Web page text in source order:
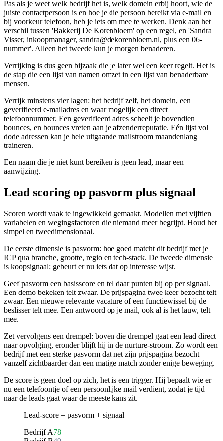
Pas als je weet welk bedrijf het is, welk domein erbij hoort, wie de
juiste contactpersoon is en hoe je die persoon bereikt via e-mail en
bij voorkeur telefoon, heb je iets om mee te werken. Denk aan het
verschil tussen 'Bakkerij De Korenbloem' op een regel, en 'Sandra
Visser, inkoopmanager, sandra@dekorenbloem.nl, plus een 06-
nummer'. Alleen het tweede kun je morgen benaderen.
Verrijking is dus geen bijzaak die je later wel een keer regelt. Het is
de stap die een lijst van namen omzet in een lijst van benaderbare
mensen.
Verrijk minstens vier lagen: het bedrijf zelf, het domein, een
geverifieerd e-mailadres en waar mogelijk een direct
telefoonnummer. Een geverifieerd adres scheelt je bovendien
bounces, en bounces vreten aan je afzenderreputatie. Eén lijst vol
dode adressen kan je hele uitgaande mailstroom maandenlang
traineren.
Een naam die je niet kunt bereiken is geen lead, maar een
aanwijzing.
Lead scoring op pasvorm plus signaal
Scoren wordt vaak te ingewikkeld gemaakt. Modellen met vijftien
variabelen en wegingsfactoren die niemand meer begrijpt. Houd het
simpel en tweedimensionaal.
De eerste dimensie is pasvorm: hoe goed matcht dit bedrijf met je
ICP qua branche, grootte, regio en tech-stack. De tweede dimensie
is koopsignaal: gebeurt er nu iets dat op interesse wijst.
Geef pasvorm een basisscore en tel daar punten bij op per signaal.
Een demo bekeken telt zwaar. De prijspagina twee keer bezocht telt
zwaar. Een nieuwe relevante vacature of een functiewissel bij de
beslisser telt mee. Een antwoord op je mail, ook al is het lauw, telt
mee.
Zet vervolgens een drempel: boven die drempel gaat een lead direct
naar opvolging, eronder blijft hij in de nurture-stroom. Zo wordt een
bedrijf met een sterke pasvorm dat net zijn prijspagina bezocht
vanzelf zichtbaarder dan een matige match zonder enige beweging.
De score is geen doel op zich, het is een trigger. Hij bepaalt wie er
nu een telefoontje of een persoonlijke mail verdient, zodat je tijd
naar de leads gaat waar de meeste kans zit.
Lead-score = pasvorm + signaal
Bedrijf A78